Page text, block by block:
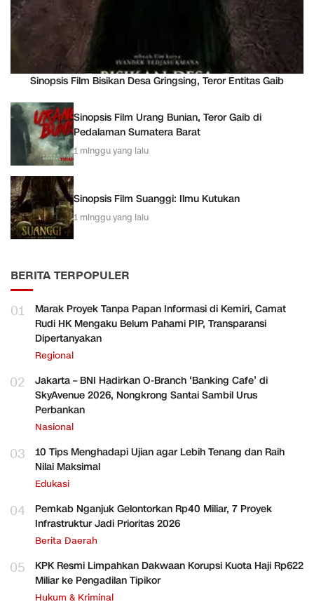
Sinopsis Film Bisikan Desa Gringsing, Teror Entitas Gaib
Sinopsis Film Urang Bunian, Teror Gaib di
Pedalaman Sumatera Barat
1 minggu yang lalu
Sinopsis Film Suanggi: Ilmu Kutukan
1 minggu yang lalu
BERITA TERPOPULER
01
Marak Proyek Tanpa Papan Informasi di Kemiri, Camat
Rudi HK Mengaku Belum Pahami PIP, Transparansi
Dipertanyakan
Regional
02
Jakarta – BNI Hadirkan O-Branch ‘Banking Cafe’ di
SkyAvenue 2026, Nongkrong Santai Sambil Urus
Perbankan
Nasional
03
10 Tips Menghadapi Ujian agar Lebih Tenang dan Raih
Nilai Maksimal
Edukasi
04
Pemkab Nganjuk Gelontorkan Rp40 Miliar, 7 Proyek
Infrastruktur Jadi Prioritas 2026
Berita Daerah
05
KPK Resmi Limpahkan Dakwaan Korupsi Kuota Haji Rp622
Miliar ke Pengadilan Tipikor
Hukum & Kriminal